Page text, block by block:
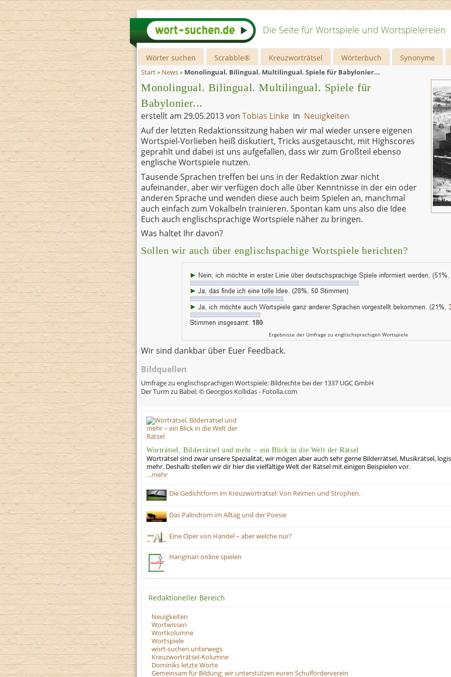
Die Seite für Wortspiele und Wortspielereien
Wörter suchen Scrabble® Kreuzworträtsel Wörterbuch Synonyme
Start» News» Monolingual. Bilingual. Multilingual. Spiele für Babylonier...
Monolingual. Bilingual. Multilingual. Spiele für
Babylonier...
erstellt am 29.05.2013von Tobias Linke in Neuigkeiten
Auf der letzten Redaktionssitzung haben wir mal wieder unsere eigenen
Wortspiel-Vorlieben heiß diskutiert, Tricks ausgetauscht, mit Highscores
geprahlt und dabei ist uns aufgefallen, dass wir zum Großteil ebenso
englische Wortspiele nutzen.
Tausende Sprachen treffen bei uns in der Redaktion zwar nicht
aufeinander, aber wir verfügen doch alle über Kenntnisse in der ein oder
anderen Sprache und wenden diese auch beim Spielen an, manchmal
auch einfach zum Vokalbeln trainieren. Spontan kam uns also die Idee
Euch auch englischsprachige Wortspiele näher zu bringen.
Was haltet Ihr davon?
Sollen wir auch über englischspachige Wortspiele berichten?
Ergebnisse der Umfrage zu englischsprachigen Wortspiele
Wir sind dankbar über Euer Feedback.
Bildquellen
Umfrage zu englischsprachigen Wortspiele: Bildrechte bei der 1337 UGC GmbH
Der Turm zu Babel: © Georgios Kollidas - Fotolia.com
Worträtsel, Bilderrätsel und mehr – ein Blick in die Welt der Rätsel
Worträtsel sind zwar unsere Spezialität, wir mögen aber auch sehr gerne Bilderrätsel, Musikrätsel,
mehr. Deshalb stellen wir dir hier die vielfältige Welt der Rätsel mit einigen Beispielen vor.
…mehr
Die Gedichtform im Kreuzworträtsel: Von Reimen und Strophen.
Das Palindrom im Alltag und der Poesie
Eine Oper von Händel – aber welche nur?
Hangman online spielen
Redaktioneller Bereich
Neuigkeiten
Wortwissen
Wortkolumne
Wortspiele
wort-suchen unterwegs
Kreuzworträtsel-Kolumne
Dominiks letzte Worte
Gemeinsam für Bildung: wir unterstützen euren Schulförderverein